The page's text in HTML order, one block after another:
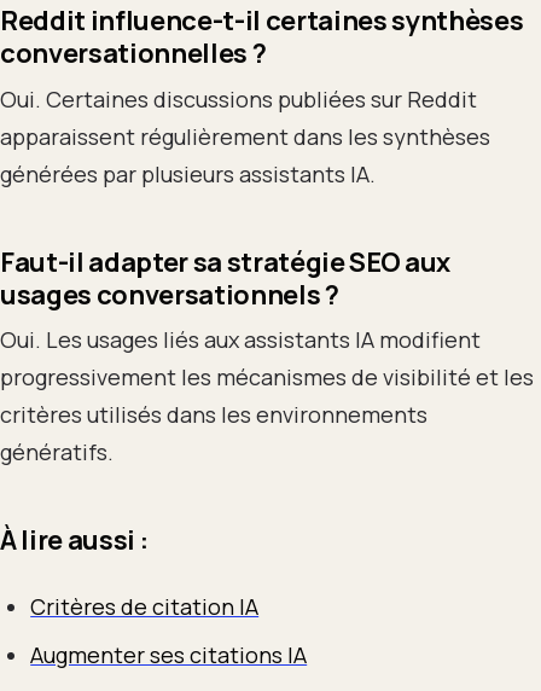
Reddit influence-t-il certaines synthèses
conversationnelles ?
Oui. Certaines discussions publiées sur Reddit
apparaissent régulièrement dans les synthèses
générées par plusieurs assistants IA.
Faut-il adapter sa stratégie SEO aux
usages conversationnels ?
Oui. Les usages liés aux assistants IA modifient
progressivement les mécanismes de visibilité et les
critères utilisés dans les environnements
génératifs.
À lire aussi :
Critères de citation IA
Augmenter ses citations IA